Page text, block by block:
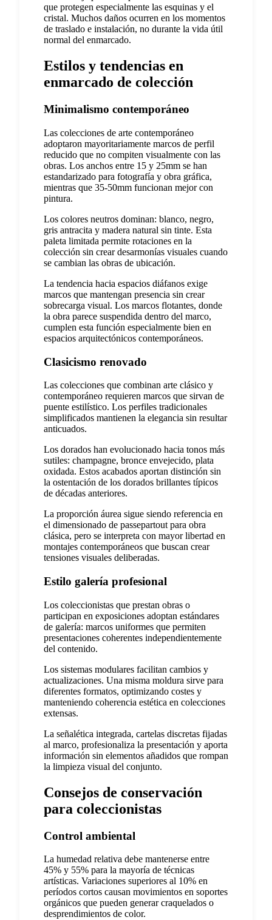
que protegen especialmente las esquinas y el
cristal. Muchos daños ocurren en los momentos
de traslado e instalación, no durante la vida útil
normal del enmarcado.
Estilos y tendencias en
enmarcado de colección
Minimalismo contemporáneo
Las colecciones de arte contemporáneo
adoptaron mayoritariamente marcos de perfil
reducido que no compiten visualmente con las
obras. Los anchos entre 15 y 25mm se han
estandarizado para fotografía y obra gráfica,
mientras que 35-50mm funcionan mejor con
pintura.
Los colores neutros dominan: blanco, negro,
gris antracita y madera natural sin tinte. Esta
paleta limitada permite rotaciones en la
colección sin crear desarmonías visuales cuando
se cambian las obras de ubicación.
La tendencia hacia espacios diáfanos exige
marcos que mantengan presencia sin crear
sobrecarga visual. Los marcos flotantes, donde
la obra parece suspendida dentro del marco,
cumplen esta función especialmente bien en
espacios arquitectónicos contemporáneos.
Clasicismo renovado
Las colecciones que combinan arte clásico y
contemporáneo requieren marcos que sirvan de
puente estilístico. Los perfiles tradicionales
simplificados mantienen la elegancia sin resultar
anticuados.
Los dorados han evolucionado hacia tonos más
sutiles: champagne, bronce envejecido, plata
oxidada. Estos acabados aportan distinción sin
la ostentación de los dorados brillantes típicos
de décadas anteriores.
La proporción áurea sigue siendo referencia en
el dimensionado de passepartout para obra
clásica, pero se interpreta con mayor libertad en
montajes contemporáneos que buscan crear
tensiones visuales deliberadas.
Estilo galería profesional
Los coleccionistas que prestan obras o
participan en exposiciones adoptan estándares
de galería: marcos uniformes que permiten
presentaciones coherentes independientemente
del contenido.
Los sistemas modulares facilitan cambios y
actualizaciones. Una misma moldura sirve para
diferentes formatos, optimizando costes y
manteniendo coherencia estética en colecciones
extensas.
La señalética integrada, cartelas discretas fijadas
al marco, profesionaliza la presentación y aporta
información sin elementos añadidos que rompan
la limpieza visual del conjunto.
Consejos de conservación
para coleccionistas
Control ambiental
La humedad relativa debe mantenerse entre
45% y 55% para la mayoría de técnicas
artísticas. Variaciones superiores al 10% en
períodos cortos causan movimientos en soportes
orgánicos que pueden generar craquelados o
desprendimientos de color.